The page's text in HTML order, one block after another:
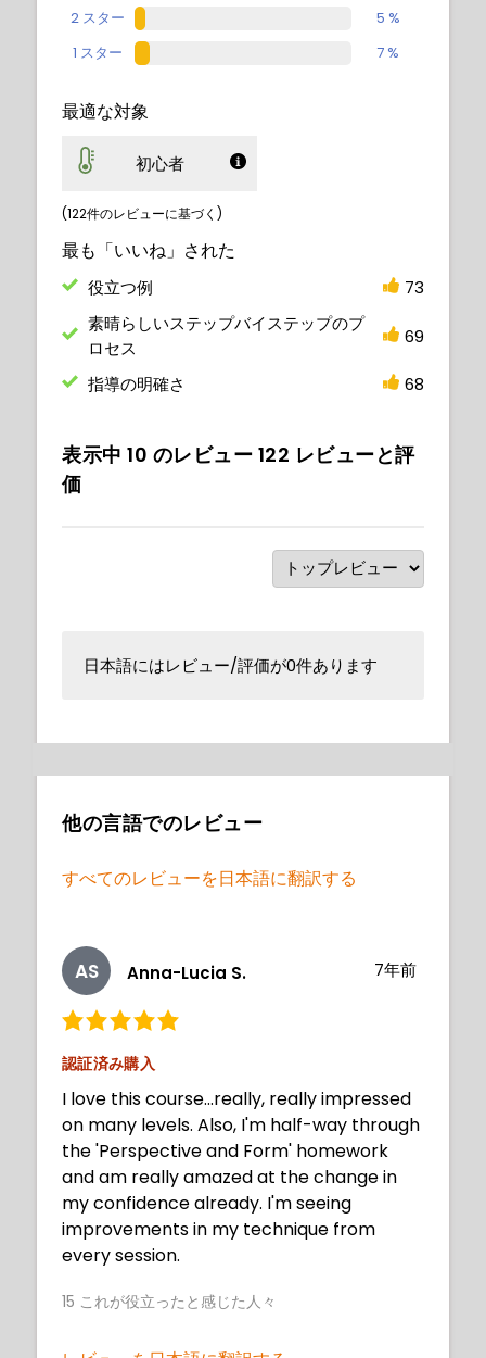
2 スター
5 %
1 スター
7 %
最適な対象
初心者
(122件のレビューに基づく)
最も「いいね」された
役立つ例
73
素晴らしいステップバイステップのプ
ロセス
69
指導の明確さ 68
表示中 10 のレビュー 122 レビューと評
価
日本語にはレビュー/評価が0件あります
他の言語でのレビュー
すべてのレビューを日本語に翻訳する
AS Anna-Lucia S. 7年前
認証済み購入
I love this course...really, really impressed
on many levels. Also, I'm half-way through
the 'Perspective and Form' homework
and am really amazed at the change in
my confidence already. I'm seeing
improvements in my technique from
every session.
15 これが役立ったと感じた人々